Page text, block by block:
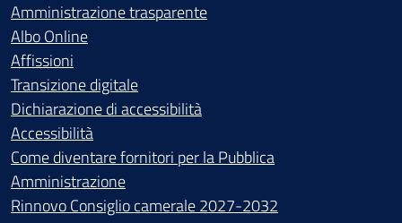
Amministrazione trasparente
Albo Online
Affissioni
Transizione digitale
Dichiarazione di accessibilità
Accessibilità
Come diventare fornitori per la Pubblica
Amministrazione
Rinnovo Consiglio camerale 2027-2032